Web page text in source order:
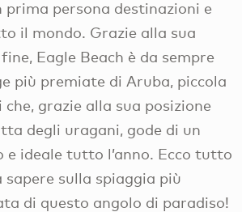
prima persona destinazioni e
il mondo. Grazie alla sua
Eagle Beach è da sempre
più premiate di Aruba, piccola
grazie alla sua posizione
degli uragani, gode di un
e ideale tutto l’anno. Ecco tutto
sapere sulla spiaggia più
di questo angolo di paradiso!